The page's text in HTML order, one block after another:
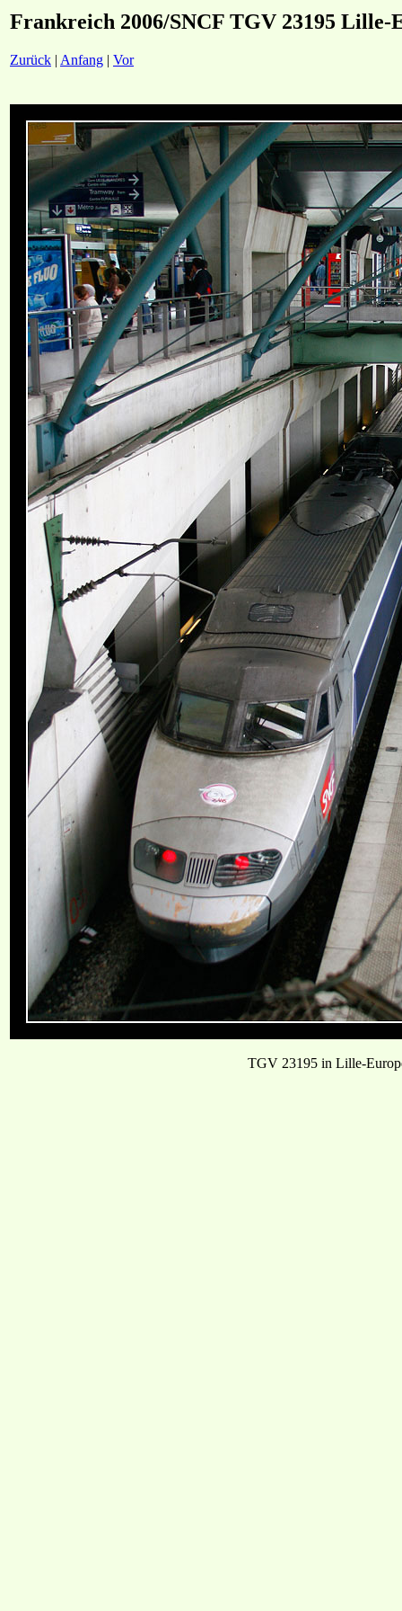
Frankreich 2006/SNCF TGV 23195 Lille-
Zurück | Anfang | Vor
TGV 23195 in Lille-